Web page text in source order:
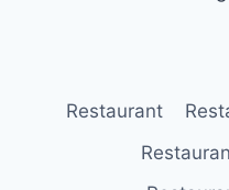
Restaurant